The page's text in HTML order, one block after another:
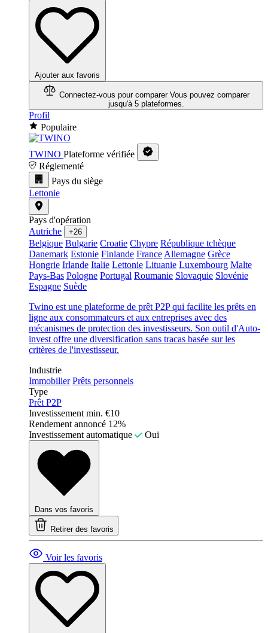
Ajouter aux favoris
Connectez-vous pour comparer Vous pouvez comparer
jusqu'à 5 plateformes.
Profil
Populaire
TWINO Plateforme vérifiée
Réglementé
Pays du siège
Lettonie
Pays d'opération
Autriche
+26
Belgique Bulgarie Croatie Chypre République tchèque
Danemark Estonie Finlande France Allemagne Grèce
Hongrie Irlande Italie Lettonie Lituanie Luxembourg Malte
Pays-Bas Pologne Portugal Roumanie Slovaquie Slovénie
Espagne Suède
Twino est une plateforme de prêt P2P qui facilite les prêts en
ligne aux consommateurs et aux entreprises avec des
mécanismes de protection des investisseurs. Son outil d'Auto-
invest offre une diversification sans tracas basée sur les
critères de l'investisseur.
Industrie
Immobilier Prêts personnels
Type
Prêt P2P
Investissement min. €10
Rendement annoncé 12%
Investissement automatique
Oui
Dans vos favoris
Retirer des favoris
Voir les favoris